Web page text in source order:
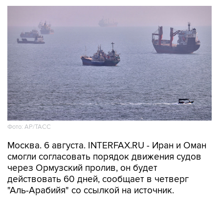
Фото: AP/ТАСС
Москва. 6 августа. INTERFAX.RU - Иран и Оман
смогли согласовать порядок движения судов
через Ормузский пролив, он будет
действовать 60 дней, сообщает в четверг
"Аль-Арабийя" со ссылкой на источник.